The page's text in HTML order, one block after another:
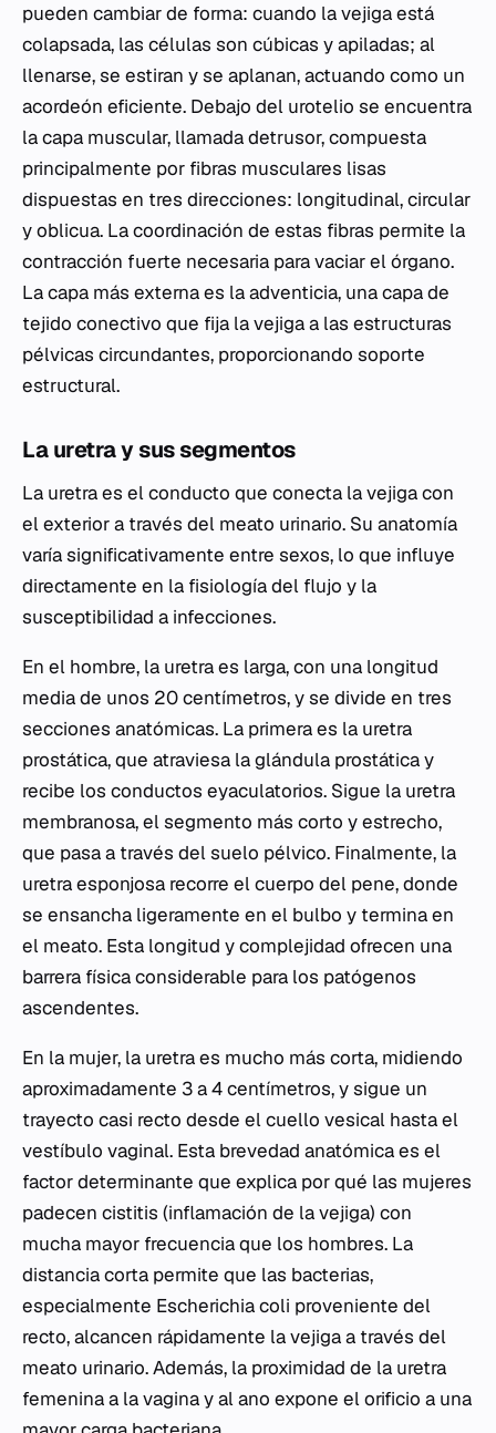
pueden cambiar de forma: cuando la vejiga está
colapsada, las células son cúbicas y apiladas; al
llenarse, se estiran y se aplanan, actuando como un
acordeón eficiente. Debajo del urotelio se encuentra
la capa muscular, llamada detrusor, compuesta
principalmente por fibras musculares lisas
dispuestas en tres direcciones: longitudinal, circular
y oblicua. La coordinación de estas fibras permite la
contracción fuerte necesaria para vaciar el órgano.
La capa más externa es la adventicia, una capa de
tejido conectivo que fija la vejiga a las estructuras
pélvicas circundantes, proporcionando soporte
estructural.
La uretra y sus segmentos
La uretra es el conducto que conecta la vejiga con
el exterior a través del meato urinario. Su anatomía
varía significativamente entre sexos, lo que influye
directamente en la fisiología del flujo y la
susceptibilidad a infecciones.
En el hombre, la uretra es larga, con una longitud
media de unos 20 centímetros, y se divide en tres
secciones anatómicas. La primera es la uretra
prostática, que atraviesa la glándula prostática y
recibe los conductos eyaculatorios. Sigue la uretra
membranosa, el segmento más corto y estrecho,
que pasa a través del suelo pélvico. Finalmente, la
uretra esponjosa recorre el cuerpo del pene, donde
se ensancha ligeramente en el bulbo y termina en
el meato. Esta longitud y complejidad ofrecen una
barrera física considerable para los patógenos
ascendentes.
En la mujer, la uretra es mucho más corta, midiendo
aproximadamente 3 a 4 centímetros, y sigue un
trayecto casi recto desde el cuello vesical hasta el
vestíbulo vaginal. Esta brevedad anatómica es el
factor determinante que explica por qué las mujeres
padecen cistitis (inflamación de la vejiga) con
mucha mayor frecuencia que los hombres. La
distancia corta permite que las bacterias,
especialmente Escherichia coli proveniente del
recto, alcancen rápidamente la vejiga a través del
meato urinario. Además, la proximidad de la uretra
femenina a la vagina y al ano expone el orificio a una